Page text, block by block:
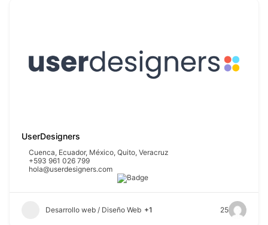
UserDesigners
Cuenca, Ecuador, México, Quito, Veracruz
+593 961 026 799
hola@userdesigners.com
Desarrollo web / Diseño Web +1 25